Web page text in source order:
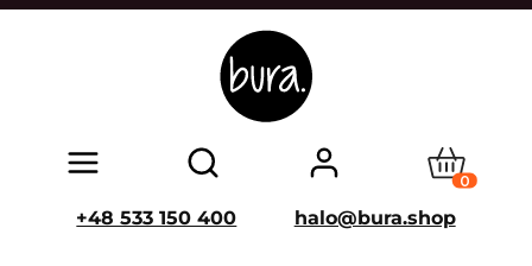
Otwórz wyszukiwarkę Produkty
+48 533 150 400 halo@bura.shop